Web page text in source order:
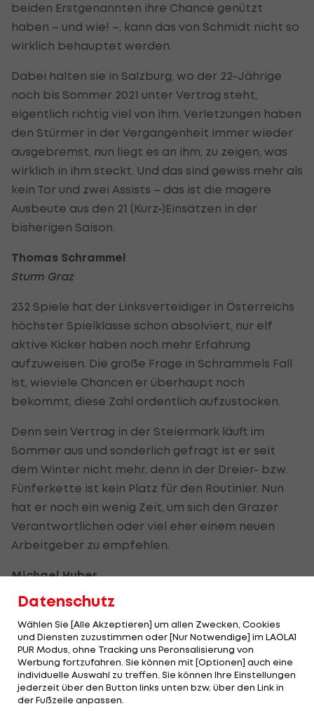
beiden Erstgenannten ihre Chance genützt
haben – und wie! –, kann das von Schmidt nicht so
wirklich behauptet werden.
Dabei halten sie in Salzburg, wo der 22-Jährige
noch bis Sommer 2021 unter Vertrag steht,
eigentlich richtig viel von ihm. Verletzungen haben
den Stürmer in der Vergangenheit immer wieder
ausgebremst, nun liegt es an ihm, zu zeigen, was
wirklich in ihm steckt. Und das sind gewiss mehr als
kein Tor und zwei Assists – das ist die magere
Ausbeute aus den 21 (Kurz-)Einsätzen in der
bisherigen Saison.
Thomas Schrammel
Sturm Graz
232 Spiele hat der Linksverteidiger in Österreichs
höchster Spielklasse schon absolviert, nur elf
aktive Kicker haben noch mehr Erfahrung
aufzuweisen. Die große Frage in Schrammels Fall
ist, wieviele Chancen er überhaupt noch
bekommt, diese Zahl ordentlich aufzustocken.
Denn sein Vertrag in der Steiermark läuft im
Sommer aus und sonderlich gefragt ist er seit
dem Winter nicht mehr, denn in der Dreier- bzw.
Fünferkette ist kein Platz für den Routinier. Nun
hat er noch ein wenig Zeit, um sich den Grazer
Verantwortlichen oder viel eher einem neuen
Arbeitgeber zu empfehlen.
Michael Huber
TSV Hartberg
Mit seinen 30 Jahren zählt Huber in der Bundesliga
ja eher schon zum alten Eisen, aber der Mann ist
fit wie ein junger Hupfer. Immerhin hat der
Blondschopf als einziger Feldspieler der Liga noch
keine einzige Spielminute verpasst, im Dezember
Datenschutz
Wählen Sie [Alle Akzeptieren] um allen Zwecken, Cookies
und Diensten zuzustimmen oder [Nur Notwendige] im LAOLA1
PUR Modus, ohne Tracking uns Peronsalisierung von
Werbung fortzufahren. Sie können mit [Optionen] auch eine
individuelle Auswahl zu treffen. Sie können Ihre Einstellungen
jederzeit über den Button links unten bzw. über den Link in
der Fußzeile anpassen.